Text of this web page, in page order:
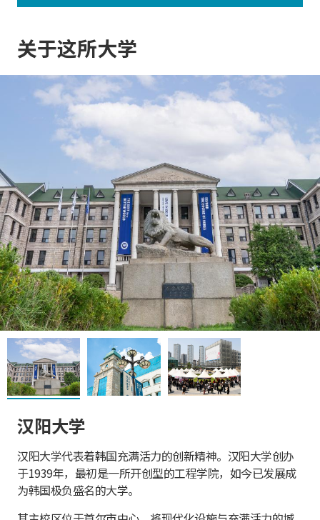
关于这所大学
汉阳大学
汉阳大学代表着韩国充满活力的创新精神。汉阳大学创办
于1939年，最初是一所开创型的工程学院，如今已发展成
为韩国极负盛名的大学。